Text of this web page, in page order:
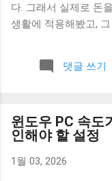
다. 그래서 실제로 돈
생활에 적용해봤고,
준비하고 바로 하루
보니 계획 없이 하루
단하게 그날의 지출
액이 아니더라도 어떤
는 것이 중요했습니다
댓글 쓰기
윈도우 PC 속도
인해야 할 설정
1월 03, 2026